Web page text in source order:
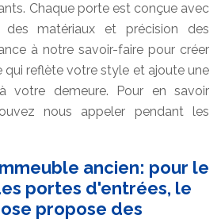
Chaque porte est conçue avec
matériaux et précision des
à notre savoir-faire pour créer
qui reflète votre style et ajoute une
votre demeure. Pour en savoir
nous appeler pendant les
ancien: pour le
portes d'entrées, le
propose des